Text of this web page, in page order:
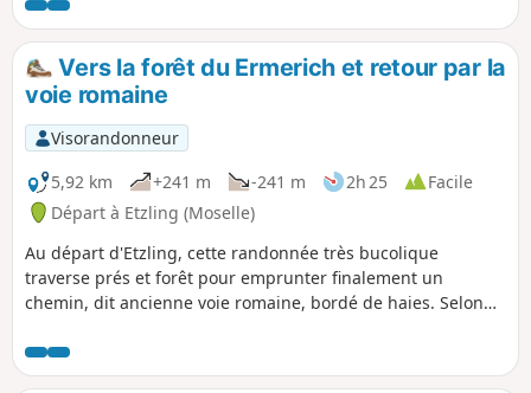
Vers la forêt du Ermerich et retour par la
voie romaine
Visorandonneur
5,92 km
+241 m -241 m 2h 25
Facile
Départ à Etzling (Moselle)
Au départ d'Etzling, cette randonnée très bucolique
traverse prés et forêt pour emprunter finalement un
chemin, dit ancienne voie romaine, bordé de haies. Selon
sous Louis XIV au moment de la conquête du territoire qui
s'étend jusqu'au Rhin.